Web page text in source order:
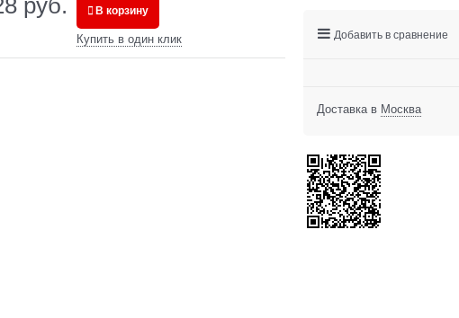
руб. В корзину
Купить в один клик Добавить в сравнение
Доставка в Москва